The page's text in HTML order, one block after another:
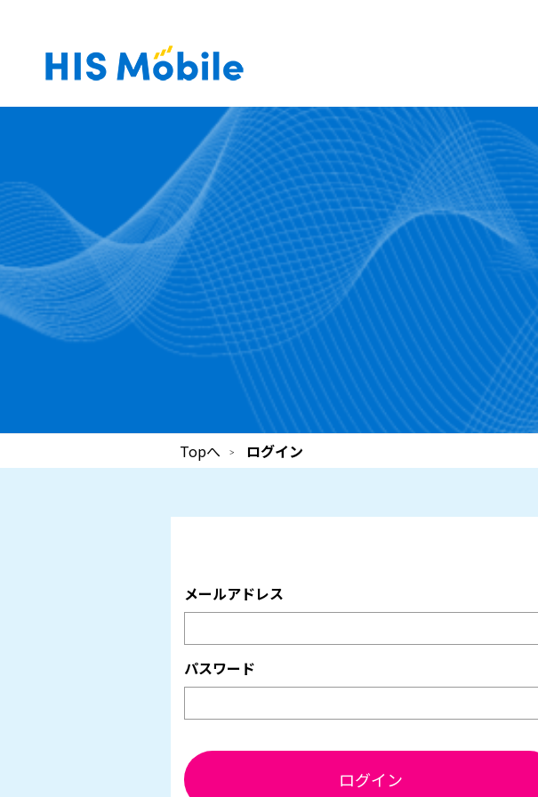
Topへ ログイン
メールアドレス
パスワード
ログイン